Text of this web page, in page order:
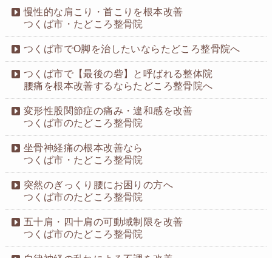
慢性的な肩こり・首こりを根本改善
つくば市・たどころ整骨院
つくば市でO脚を治したいならたどころ整骨院へ
つくば市で【最後の砦】と呼ばれる整体院
腰痛を根本改善するならたどころ整骨院へ
変形性股関節症の痛み・違和感を改善
つくば市のたどころ整骨院
坐骨神経痛の根本改善なら
つくば市・たどころ整骨院
突然のぎっくり腰にお困りの方へ
つくば市のたどころ整骨院
五十肩・四十肩の可動域制限を改善
つくば市のたどころ整骨院